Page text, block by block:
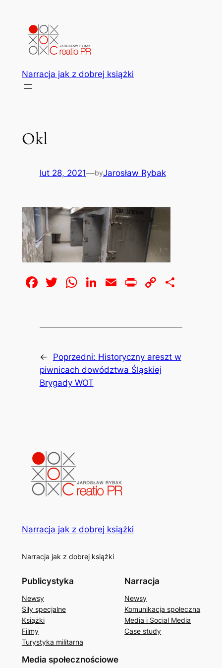
Narracja jak z dobrej książki
Okl
lut 28, 2021—byJarosław Rybak
Facebook
Twitter
WhatsApp
LinkedIn
EmailPrintCopy
← Poprzedni: Historyczny areszt w
piwnicach dowództwa Śląskiej
Brygady WOT
Narracja jak z dobrej książki
Narracja jak z dobrej książki
Publicystyka
Newsy
Siły specjalne
Książki
Filmy
Turystyka militarna
Narracja
Newsy
Komunikacja społeczna
Media i Social Media
Case study
Media społecznościowe